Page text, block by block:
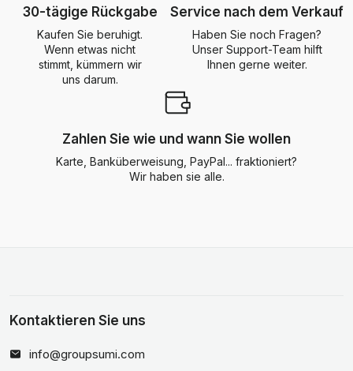
30-tägige Rückgabe
Kaufen Sie beruhigt.
Wenn etwas nicht
stimmt, kümmern wir
uns darum.
Service nach dem Verkauf
Haben Sie noch Fragen?
Unser Support-Team hilft
Ihnen gerne weiter.
Zahlen Sie wie und wann Sie wollen
Karte, Banküberweisung, PayPal... fraktioniert?
Wir haben sie alle.
Kontaktieren Sie uns
info@groupsumi.com